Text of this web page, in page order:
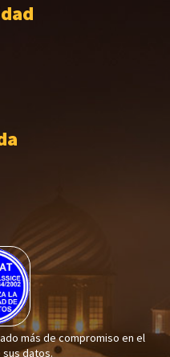
más de compromiso en el
datos.